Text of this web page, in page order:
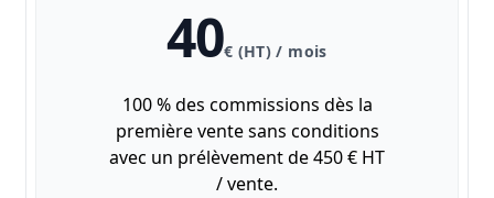
40€ (HT) / mois
100 % des commissions dès la
première vente sans conditions
avec un prélèvement de 450 € HT
/ vente.